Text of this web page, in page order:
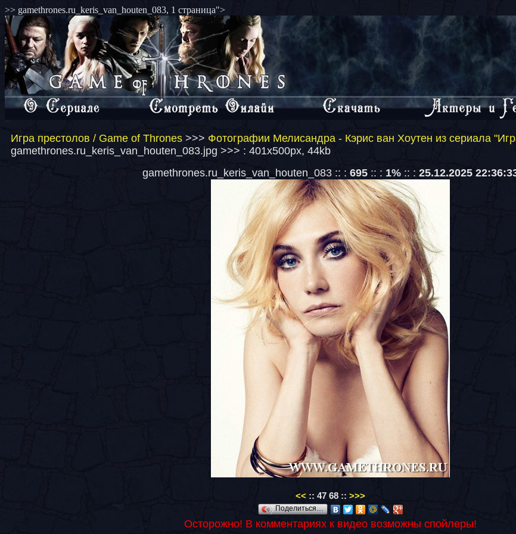
>> gamethrones.ru_keris_van_houten_083, 1 страница">
Игра престолов / Game of Thrones >>> Фотографии Мелисандра - Кэрис ван Хоутен из сериала
gamethrones.ru_keris_van_houten_083.jpg >>> : 401x500px, 44kb
gamethrones.ru_keris_van_houten_083 :: : 695:: : 1%:: : 25.12.2025
<< :: 47 68 :: >>>
Поделиться…
Осторожно! В комментариях к видео возможны спойлеры!